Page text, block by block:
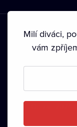
Podmínky
Milí diváci,
vám